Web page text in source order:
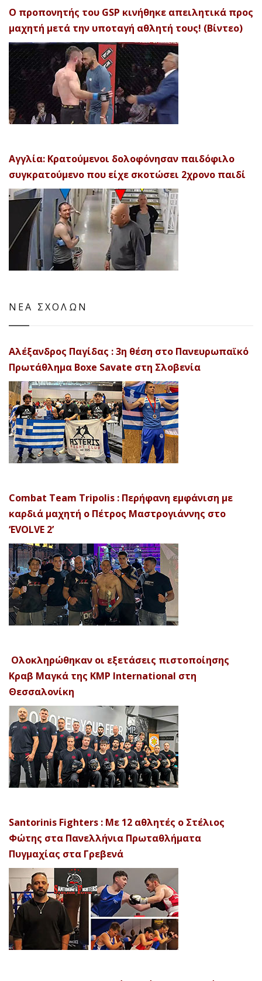
Ο προπονητής του GSP κινήθηκε απειλητικά προς
μαχητή μετά την υποταγή αθλητή τους! (Βίντεο)
Αγγλία: Κρατούμενοι δολοφόνησαν παιδόφιλο
συγκρατούμενο που είχε σκοτώσει 2χρονο παιδί
ΝΕΑ ΣΧΟΛΩΝ
Αλέξανδρος Παγίδας : 3η θέση στο Πανευρωπαϊκό
Πρωτάθλημα Boxe Savate στη Σλοβενία
Combat Team Tripolis : Περήφανη εμφάνιση με
καρδιά μαχητή ο Πέτρος Μαστρογιάννης στο
‘EVOLVE 2’
Ολοκληρώθηκαν οι εξετάσεις πιστοποίησης
Κραβ Μαγκά της KMP International στη
Θεσσαλονίκη
Santorinis Fighters : Με 12 αθλητές ο Στέλιος
Φώτης στα Πανελλήνια Πρωταθλήματα
Πυγμαχίας στα Γρεβενά